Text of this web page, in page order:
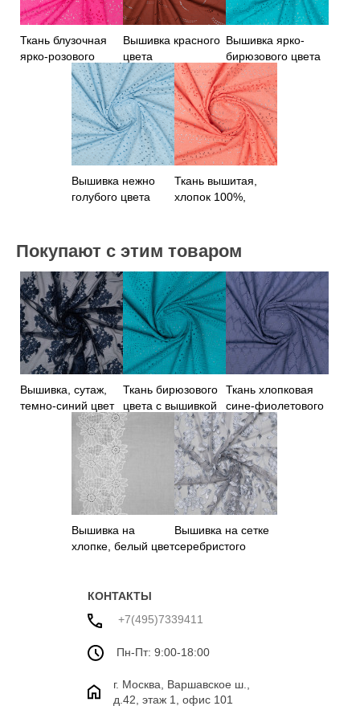
Ткань блузочная
ярко-розового
Вышивка красного
цвета
Вышивка ярко-
бирюзового цвета
Вышивка нежно
голубого цвета
Ткань вышитая,
хлопок 100%,
Покупают с этим товаром
Вышивка, сутаж,
темно-синий цвет
Ткань бирюзового
цвета с вышивкой
Ткань хлопковая
сине-фиолетового
цвета с вышивкой
Вышивка на
хлопке, белый цвет
Вышивка на сетке
серебристого
КОНТАКТЫ
+7(495)7339411
Пн-Пт: 9:00-18:00
г. Москва, Варшавское ш.,
д.42, этаж 1, офис 101